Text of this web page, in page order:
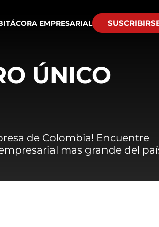
EMPRESARIAL
ÚNICO
de Colombia! Encuentre
mas grande del